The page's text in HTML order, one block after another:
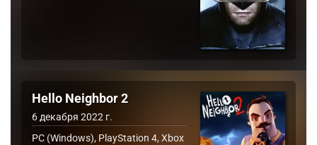
Hello Neighbor 2
6 декабря 2022 г.
PC (Windows), PlayStation 4, Xbox